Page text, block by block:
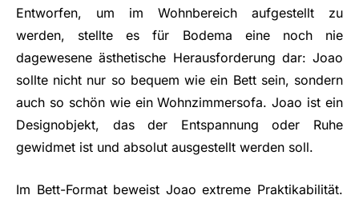
Entworfen, um im Wohnbereich aufgestellt zu
werden, stellte es für Bodema eine noch nie
dagewesene ästhetische Herausforderung dar: Joao
sollte nicht nur so bequem wie ein Bett sein, sondern
auch so schön wie ein Wohnzimmersofa. Joao ist ein
Designobjekt, das der Entspannung oder Ruhe
gewidmet ist und absolut ausgestellt werden soll.
Im Bett-Format beweist Joao extreme Praktikabilität.